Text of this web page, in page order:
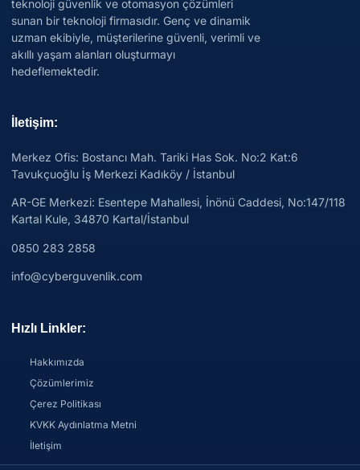
teknoloji güvenlik ve otomasyon çözümleri
sunan bir teknoloji firmasıdır. Genç ve dinamik
uzman ekibiyle, müşterilerine güvenli, verimli ve
akıllı yaşam alanları oluşturmayı
hedeflemektedir.
İletişim:
Merkez Ofis: Bostancı Mah. Tariki Has Sok. No:2 Kat:6
Tavukçuoğlu İş Merkezi Kadıköy / İstanbul
AR-GE Merkezi: Esentepe Mahallesi, İnönü Caddesi, No:147/118
Kartal Kule, 34870 Kartal/İstanbul
0850 283 2858
info@cyberguvenlik.com
Hızlı Linkler:
Hakkımızda
Çözümlerimiz
Çerez Politikası
KVKK Aydınlatma Metni
İletişim